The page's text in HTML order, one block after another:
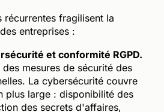
récurrentes fragilisent la
entreprises :
et conformité RGPD.
des mesures de sécurité des
La cybersécurité couvre
plus large : disponibilité des
des secrets d'affaires,